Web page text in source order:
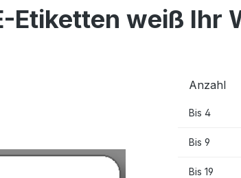
Etiketten weiß Ihr
Anzahl
Bis 4
Bis 9
Bis 19